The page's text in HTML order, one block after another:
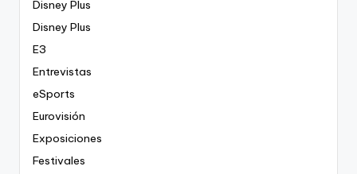
Disney Plus
Disney Plus
E3
Entrevistas
eSports
Eurovisión
Exposiciones
Festivales